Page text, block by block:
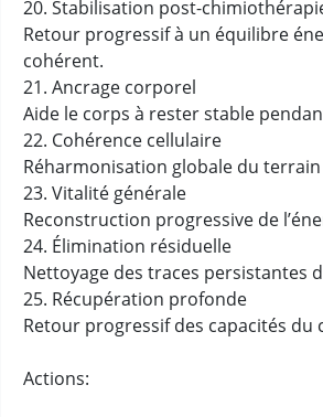
20. Stabilisation post-
Retour progressif à un équilibre
cohérent.
21. Ancrage corporel
Aide le corps à rester stable
22. Cohérence cellulaire
Réharmonisation globale du
23. Vitalité générale
Reconstruction progressive de
24. Élimination résiduelle
Nettoyage des traces persistantes
25. Récupération profonde
Retour progressif des capacités du
Actions: